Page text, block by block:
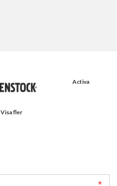
Activa
Visa fler